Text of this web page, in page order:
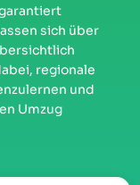
sich über
regionale
und
Umzug